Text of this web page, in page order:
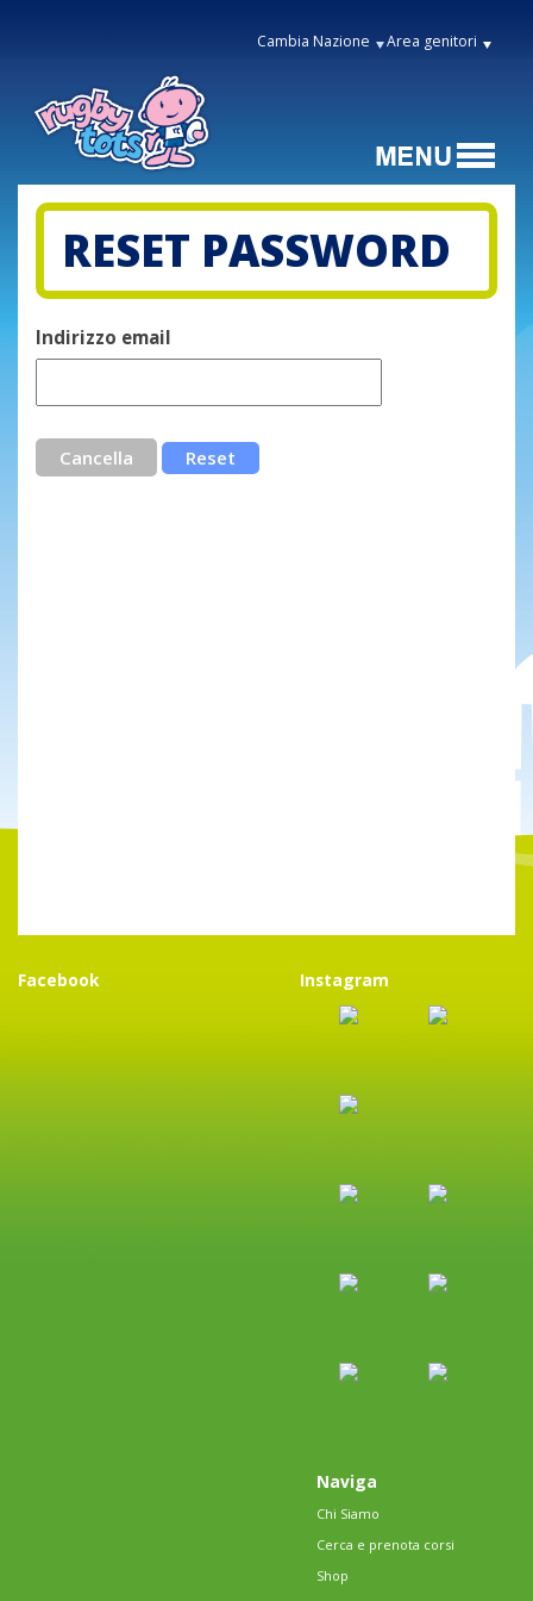
Cambia Nazione Area genitori
RESET PASSWORD
Indirizzo email
Cancella
Facebook Instagram
Naviga
Chi Siamo
Cerca e prenota corsi
Shop